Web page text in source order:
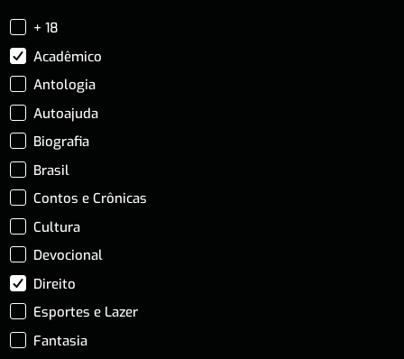
+ 18
Acadêmico
Antologia
Autoajuda
Biografia
Brasil
Contos e Crônicas
Cultura
Devocional
Direito
Esportes e Lazer
Fantasia